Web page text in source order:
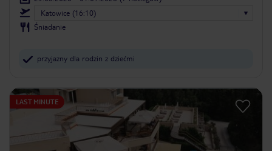
Katowice (16:10)
Śniadanie
przyjazny dla rodzin z dziećmi
LAST MINUTE